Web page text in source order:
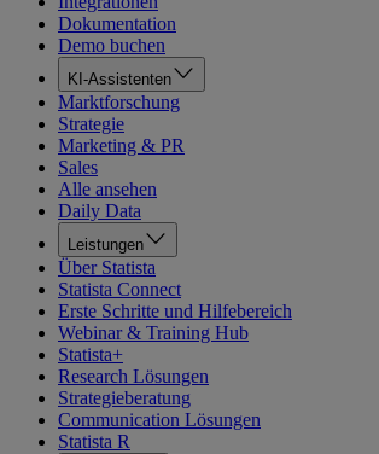
Dokumentation
Demo buchen
KI-Assistenten
Marktforschung
Strategie
Marketing & PR
Sales
Alle ansehen
Daily Data
Leistungen
Über Statista
Statista Connect
Erste Schritte und Hilfebereich
Webinar & Training Hub
Statista+
Research Lösungen
Strategieberatung
Communication Lösungen
Statista R